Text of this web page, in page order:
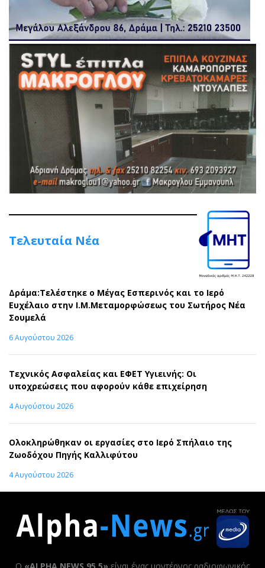
Τελευταία Νέα
Δράμα:Τελέστηκε ο Μέγας Εσπερινός και το Ιερό
Ευχέλαιο στην Ι.Μ.Μεταμορφώσεως του Σωτήρος Νέα
Σουμελά
6 Αυγούστου 2026
Τεχνικός Ασφαλείας και ΕΦΕΤ Υγιεινής: Οι
υποχρεώσεις που αφορούν κάθε επιχείρηση
4 Αυγούστου 2026
Ολοκληρώθηκαν οι εργασίες στο Ιερό Σπήλαιο της
Ζωοδόχου Πηγής Καλλιφύτου
4 Αυγούστου 2026